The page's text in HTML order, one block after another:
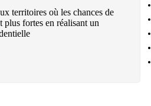
territoires où les chances de
fortes en réalisant un